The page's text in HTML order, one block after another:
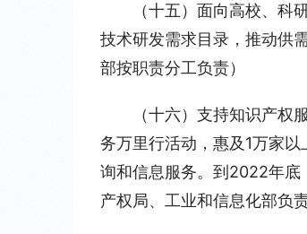
（十五）面向高校、科
技术研发需求目录，推动供
部按职责分工负责）
（十六）支持知识产
务万里行活动，惠及1万家
询和信息服务。到2022年底
产权局、工业和信息化部负责